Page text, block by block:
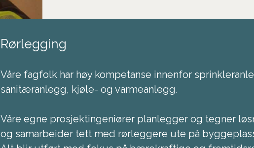
Rørlegging
Våre fagfolk har høy kompetanse innenfor
sanitæranlegg, kjøle- og varmeanlegg.
Våre egne prosjektingeniører planlegger og tegner
og samarbeider tett med rørleggere ute på